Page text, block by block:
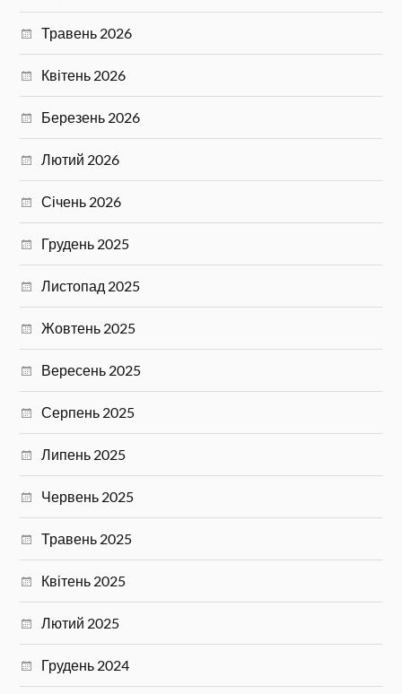
Травень 2026
Квітень 2026
Березень 2026
Лютий 2026
Січень 2026
Грудень 2025
Листопад 2025
Жовтень 2025
Вересень 2025
Серпень 2025
Липень 2025
Червень 2025
Травень 2025
Квітень 2025
Лютий 2025
Грудень 2024